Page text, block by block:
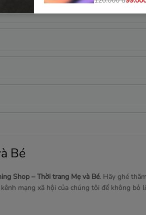
Bé
Shop – Thời trang Mẹ và Bé. Hãy ghé
mạng xã hội của chúng tôi để không